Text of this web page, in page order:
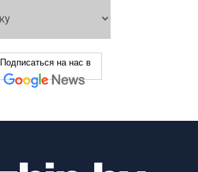
Подписаться на нас в